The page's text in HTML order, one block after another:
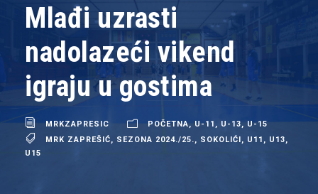
Mlađi uzrasti
nadolazeći vikend
igraju u gostima
MRKZAPRESIC POČETNA U-11 U-13
U-15
MRK ZAPREŠIĆ
SEZONA 2024./25. SOKOLIĆI U11 U13
U15